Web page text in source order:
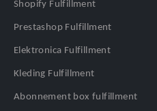
Shopify Fulfillment
Prestashop Fulfillment
Elektronica Fulfillment
Kleding Fulfillment
Abonnement box fulfillment